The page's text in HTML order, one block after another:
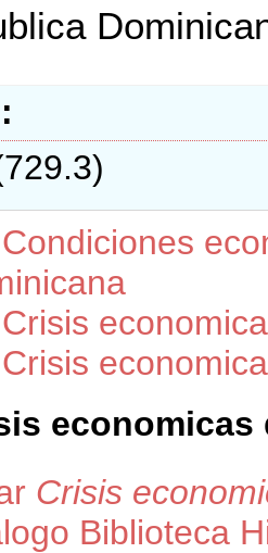
Condiciones
Crisis
Crisis
economicas
Crisis
Biblioteca